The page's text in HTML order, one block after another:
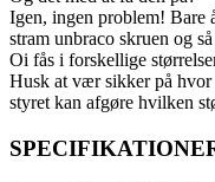
Igen, ingen problem! Bare
stram unbraco skruen og
Oi fås i forskellige
Husk at vær sikker på
styret kan afgøre hvilken